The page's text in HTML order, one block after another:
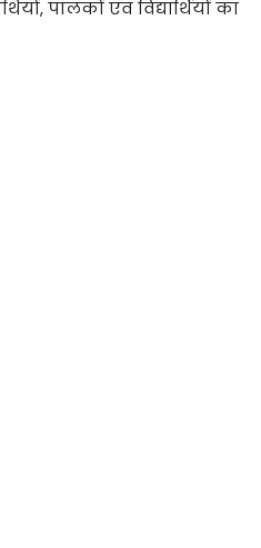
पालकों एवं विद्यार्थियों का